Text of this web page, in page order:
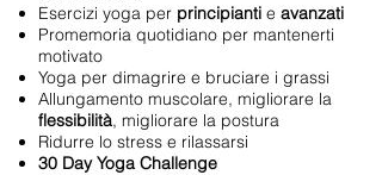
Esercizi yoga per principianti e avanzati
Promemoria quotidiano per mantenerti
motivato
Yoga per dimagrire e bruciare i grassi
Allungamento muscolare, migliorare la
flessibilità, migliorare la postura
Ridurre lo stress e rilassarsi
30 Day Yoga Challenge​